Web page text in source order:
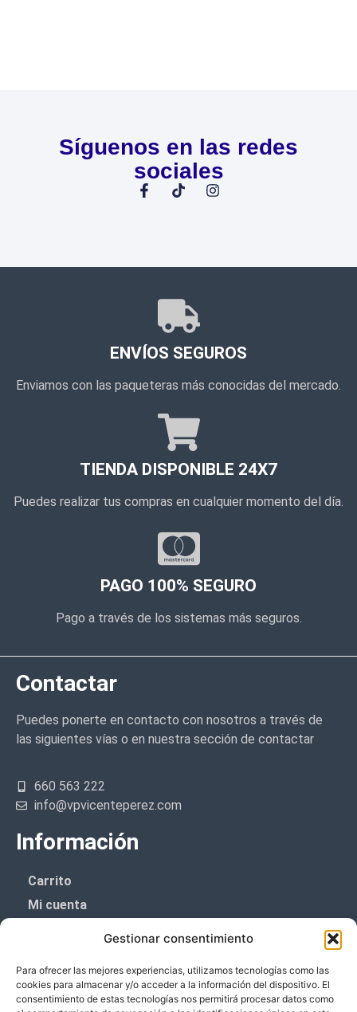
Gestionar consentimiento
Para ofrecer las mejores experiencias, utilizamos tecnologías como las
cookies para almacenar y/o acceder a la información del dispositivo. El
consentimiento de estas tecnologías nos permitirá procesar datos como
Síguenos en las redes
sociales
ENVÍOS SEGUROS
Enviamos con las paqueteras más conocidas del mercado.
TIENDA DISPONIBLE 24X7
Puedes realizar tus compras en cualquier momento del día.
PAGO 100% SEGURO
Pago a través de los sistemas más seguros.
Contactar
Puedes ponerte en contacto con nosotros a través de
las siguientes vías o en nuestra sección de contactar
660 563 222
info@vpvicenteperez.com
Información
Carrito
Mi cuenta
Política de cookies (UE)